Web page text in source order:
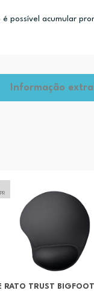
possível acumular
Informação extra
RATO TRUST